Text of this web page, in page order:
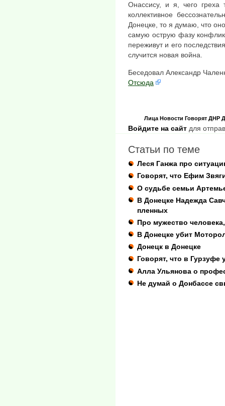
Онассису, и я, чего греха
коллективное
Донецке, то я думаю, что
самую острую фазу
переживут и его
случится новая война.
Беседовал Александр
Отсюда
Лица Новости Говорят ДНР
Войдите на сайт для
Статьи по теме
Леся Ганжа про
Говорят, что Ефим
О судьбе семьи
В Донецке Надежда
пленных
Про мужество
В Донецке убит
Донецк в Донецке
Говорят, что в
Алла Ульянова о
Не думай о Донбассе